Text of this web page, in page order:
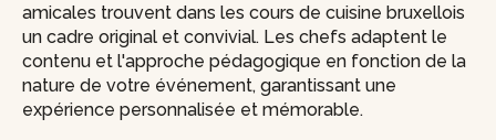
amicales trouvent dans les cours de cuisine bruxellois
un cadre original et convivial. Les chefs adaptent le
contenu et l'approche pédagogique en fonction de la
nature de votre événement, garantissant une
expérience personnalisée et mémorable.